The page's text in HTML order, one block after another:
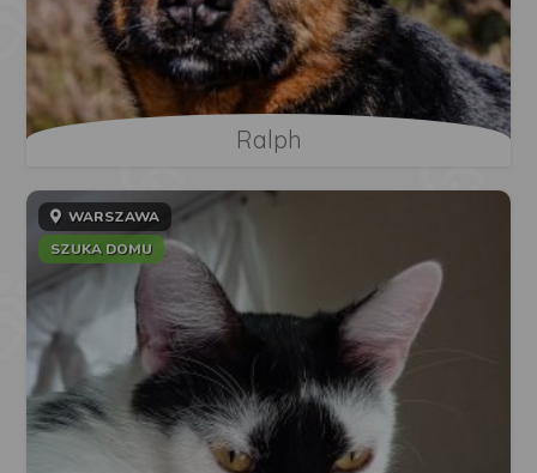
Ralph
WARSZAWA
SZUKA DOMU